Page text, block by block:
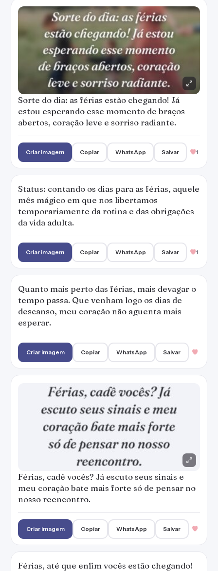
Sorte do dia: as férias estão chegando! Já
estou esperando esse momento de braços
abertos, coração leve e sorriso radiante.
Criar imagem Copiar WhatsApp Salvar 1
Status: contando os dias para as férias, aquele
mês mágico em que nos libertamos
temporariamente da rotina e das obrigações
da vida adulta.
Criar imagem Copiar WhatsApp Salvar 1
Quanto mais perto das férias, mais devagar o
tempo passa. Que venham logo os dias de
descanso, meu coração não aguenta mais
esperar.
Criar imagem Copiar WhatsApp Salvar
Férias, cadê vocês? Já escuto seus sinais e
meu coração bate mais forte só de pensar no
nosso reencontro.
Criar imagem Copiar WhatsApp Salvar
Férias, até que enfim vocês estão chegando!